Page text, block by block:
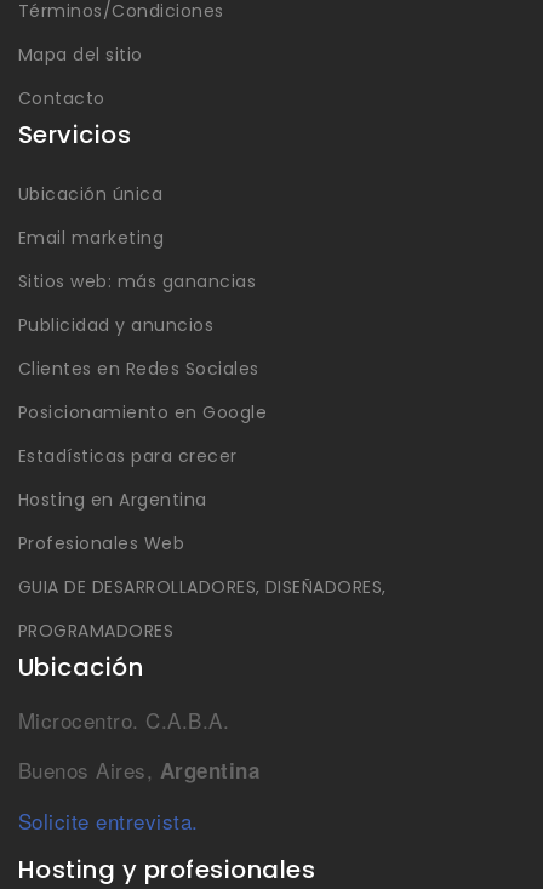
Términos/Condiciones
Mapa del sitio
Contacto
Servicios
Ubicación única
Email marketing
Sitios web: más ganancias
Publicidad y anuncios
Clientes en Redes Sociales
Posicionamiento en Google
Estadísticas para crecer
Hosting en Argentina
Profesionales Web
GUIA DE DESARROLLADORES, DISEÑADORES,
PROGRAMADORES
Ubicación
Microcentro. C.A.B.A.
Buenos Aires, Argentina
Solicite entrevista.
Hosting y profesionales